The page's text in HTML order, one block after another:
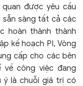
được yêu cầu
sẵn sàng tất cả các
hoàn thành thành
kế hoạch PI, Vòng
cấp cho các bên
công việc đang
ý là chuỗi giá trị có